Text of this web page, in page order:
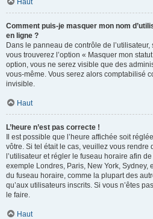
Haut
Comment puis-je masquer mon nom
en ligne ?
Dans le panneau de contrôle de
vous trouverez l’option « Masquer mon
option, vous ne serez visible que des
vous-même. Vous serez alors comptabilisé
invisible.
Haut
L’heure n’est pas correcte !
Il est possible que l’heure affichée soit
vôtre. Si tel était le cas, veuillez vous rendre
l’utilisateur et régler le fuseau horaire afin
exemple Londres, Paris, New York, Sydney,
du fuseau horaire, comme la plupart des
qu’aux utilisateurs inscrits. Si vous n’êtes
le faire.
Haut